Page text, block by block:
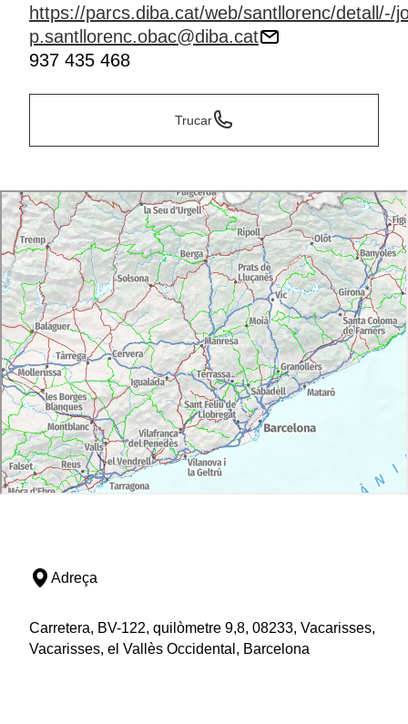
https://parcs.diba.cat/web/santllorenc/detall/-/
p.santllorenc.obac@diba.cat
937 435 468
Trucar
Adreça
Carretera, BV-122, quilòmetre 9,8, 08233, Vacarisses,
Vacarisses, el Vallès Occidental, Barcelona